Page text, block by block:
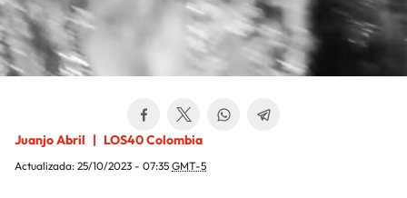
Juanjo Abril LOS40 Colombia
Actualizada: 25/10/2023 - 07:35 GMT-5